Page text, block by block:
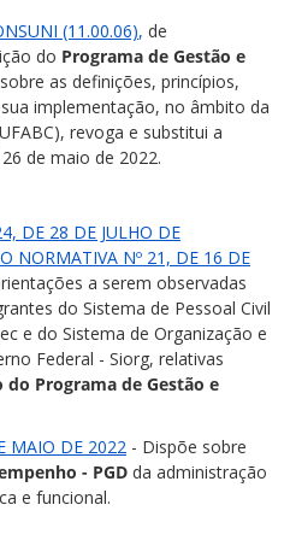
(11.00.06), de
do Programa de Gestão e
as definições, princípios,
implementação, no âmbito da
revoga e substitui a
de maio de 2022.
DE 28 DE JULHO DE
NORMATIVA Nº 21, DE 16 DE
a serem observadas
do Sistema de Pessoal Civil
e do Sistema de Organização e
Federal - Siorg, relativas
Programa de Gestão e
MAIO DE 2022 - Dispõe sobre
- PGD da administração
e funcional.